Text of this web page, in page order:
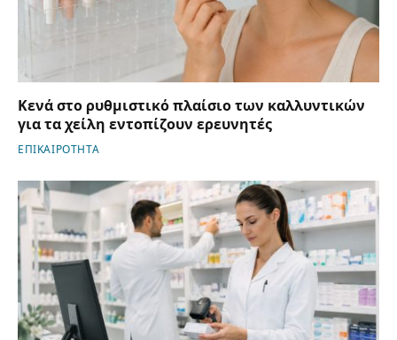
Κενά στο ρυθμιστικό πλαίσιο των καλλυντικών
για τα χείλη εντοπίζουν ερευνητές
ΕΠΙΚΑΙΡΟΤΗΤΑ